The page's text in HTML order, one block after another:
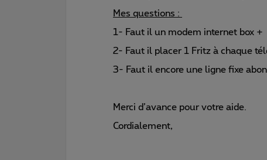
Mes questions :
1- Faut il un modem internet box +
2- Faut il placer 1 Fritz à chaque
3- Faut il encore une ligne fixe
Merci d’avance pour votre aide.
Cordialement,